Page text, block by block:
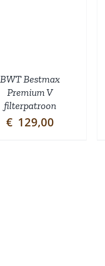
BWT Bestmax
Premium V
filterpatroon
€ 129,00